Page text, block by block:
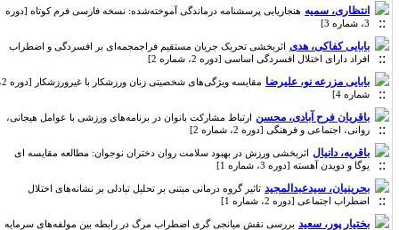
انتظاری، سمیه هنجاریابی پرسشنامه درماندگی آموخته‌شده: نسخه فارسی فرم کوتاه [دوره
3، شماره 3]
بابایی کفاکی، هدی اثربخشی تحریک جریان مستقیم فراجمجمه‌ای بر افسردگی و اضطراب
افراد دارای اختلال افسردگی اساسی [دوره 2، شماره 2]
بابایی مزرعه نو، علیرضا
مقایسه ویژگی‌های شخصیتی زنان ورزشکار با غیرورزشکار [دوره 2،
شماره 4]
باقریان فرح آبادی، محسن ارتباط مشارکت بانوان در برنامه‌های ورزشی با عوامل هیجانی،
روانی، اجتماعی و فرهنگی [دوره 2، شماره 2]
باقریه، دانیال اثربخشی ورزش در بهبود سلامت روان دختران نوجوان: مطالعه مقایسه ای
یوگا و دویدن آهسته [دوره 3، شماره 1]
بحرینیان، سیدعبدالمجید تاثیر گروه درمانی مبتنی بر تحلیل تبادلی بر نشانه‌های اختلال
اضطراب اجتماعی [دوره 2، شماره 1]
بختیار پور، سعید بررسی نقش میانجی گری اضطراب مرگ در رابطه بین مولفه‌های سرمایه